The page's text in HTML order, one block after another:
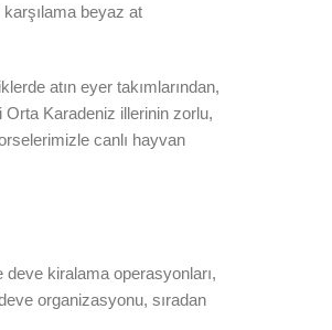
beyaz at
atın eyer takımlarından,
Orta Karadeniz illerinin zorlu,
canlı hayvan
deve kiralama operasyonları,
organizasyonu, sıradan